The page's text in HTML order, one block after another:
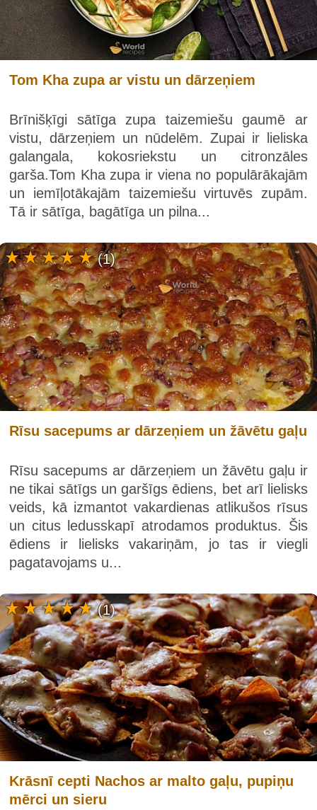
Tom Kha zupa ar vistu un dārzeņiem
Brīnišķīgi sātīga zupa taizemiešu gaumē ar
vistu, dārzeņiem un nūdelēm. Zupai ir lieliska
galangala, kokosriekstu un citronzāles
garša.Tom Kha zupa ir viena no populārākajām
un iemīļotākajām taizemiešu virtuvēs zupām.
Tā ir sātīga, bagātīga un pilna...
Rīsu sacepums ar dārzeņiem un žāvētu gaļu
Rīsu sacepums ar dārzeņiem un žāvētu gaļu ir
ne tikai sātīgs un garšīgs ēdiens, bet arī lielisks
veids, kā izmantot vakardienas atlikušos rīsus
un citus ledusskapī atrodamos produktus. Šis
ēdiens ir lielisks vakariņām, jo tas ir viegli
pagatavojams u...
(1)
Krāsnī cepti Nachos ar malto gaļu, pupiņu
mērci un sieru
(1)